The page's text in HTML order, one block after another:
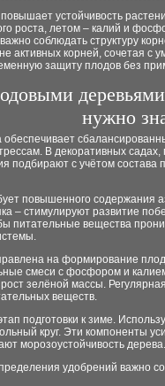
устойчивость
роста, летом – калий и
соблюдать структуру
активных корней, сочетая с
защиту плодов без
нужно
В декоративных садах,
подбирают с учётом состава
повышенного содержания
– стимулируют развитие
питательные вещества
на формирование
смеси с фосфором и
зелёной массы.
веществ.
подготовки к зиме.
круг. Эти компоненты
морозоустойчивость дерева.
удобрений важно